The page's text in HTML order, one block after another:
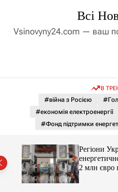
д
у
Всі
Vsinovyny24.com — ваш
В
#війна з Росією
#економія електроенергії
#Фонд підтримки
Регіони
2 млн євро